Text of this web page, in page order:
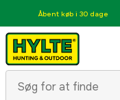
Åbent køb i 30 dage